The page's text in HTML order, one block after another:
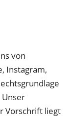
von
Instagram,
Unser
Vorschrift liegt